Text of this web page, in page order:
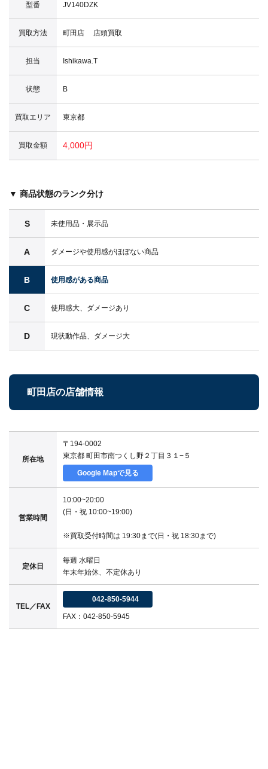
型番 JV140DZK
買取方法 町田店 店頭買取
担当 Ishikawa.T
状態 B
買取エリア 東京都
買取金額 4,000円
▼ 商品状態のランク分け
S 未使用品・展示品
A ダメージや使用感がほぼない商品
B 使用感がある商品
C 使用感大、ダメージあり
D 現状動作品、ダメージ大
町田店の店舗情報
所在地
〒194-0002
東京都 町田市南つくし野２丁目３１−５
Google Mapで見る
営業時間
10:00~20:00
(日・祝 10:00~19:00)
※買取受付時間は 19:30まで(日・祝 18:30まで)
定休日
毎週 水曜日
年末年始休、不定休あり
TEL／FAX
042-850-5944
FAX：042-850-5945